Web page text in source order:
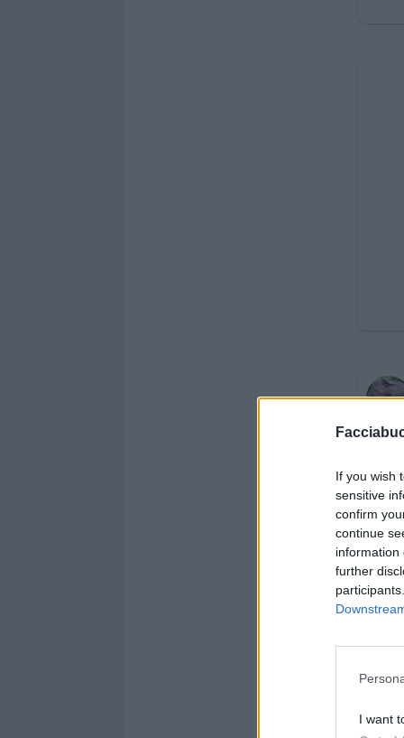
If you wish
sensitive
confirm
continue
information
further
I want